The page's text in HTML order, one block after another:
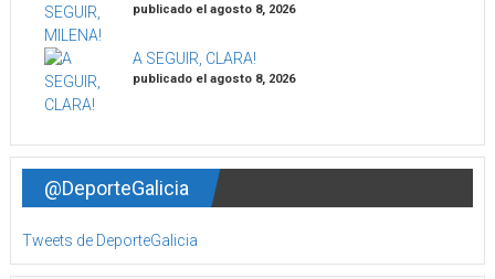
publicado el agosto 8, 2026
A SEGUIR, CLARA!
publicado el agosto 8, 2026
@DeporteGalicia
Tweets de DeporteGalicia